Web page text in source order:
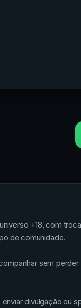
+18, com
de comunidade.
sem
divulgação ou